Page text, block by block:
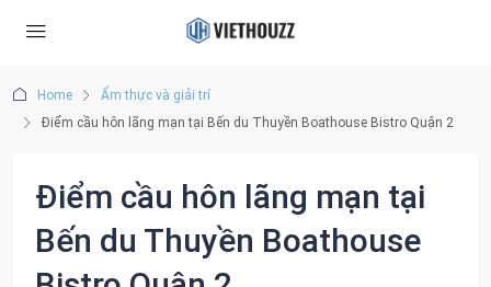
Home
Ẩm thực và giải trí
Điểm cầu hôn lãng mạn tại Bến du Thuyền Boathouse Bistro Quận 2
Điểm cầu hôn lãng mạn tại
Bến du Thuyền Boathouse